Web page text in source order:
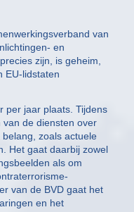
van
en
zijn, is geheim,
EU-lidstaten
per jaar plaats. Tijdens
de diensten over
zoals actuele
Het gaat daarbij zowel
als om
van de BVD gaat het
en het